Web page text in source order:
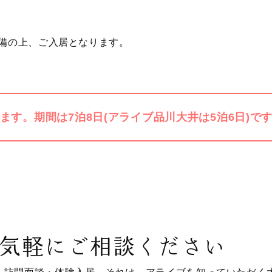
の上、ご入居となります。
す。期間は7泊8日(アライブ品川大井は5泊6日)で
軽にご相談ください